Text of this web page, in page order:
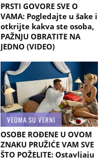
PRSTI GOVORE SVE O
VAMA: Pogledajte u šake i
otkrijte kakva ste osoba,
PAŽNJU OBRATITE NA
JEDNO (VIDEO)
VEOMA SU VERNI
OSOBE ROĐENE U OVOM
ZNAKU PRUŽIĆE VAM SVE
ŠTO POŽELITE: Ostavljaju